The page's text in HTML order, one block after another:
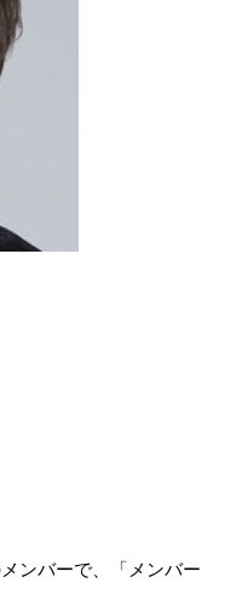
ンバーで、「メンバー